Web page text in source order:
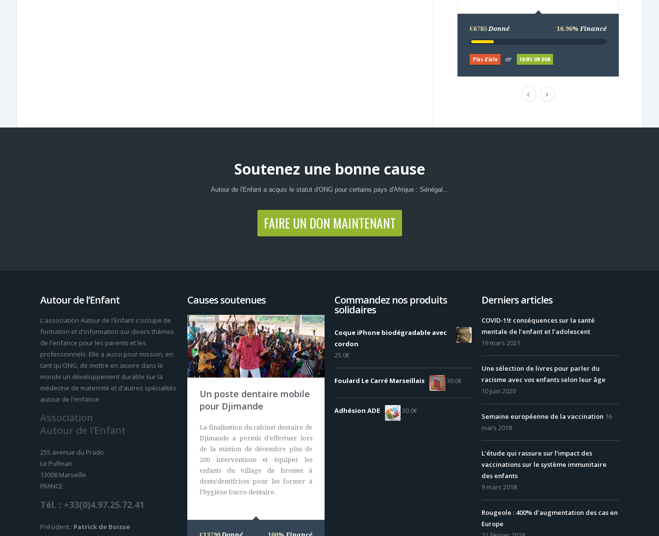
€6785Donné 16.96% Financé
Plus d'info or FAIRE UN DON
Soutenez une bonne cause
Autour de l'Enfant a acquis le statut d'ONG pour certains pays d'Afrique : Sénégal...
FAIRE UN DON MAINTENANT
Autour de l’Enfant
L'association Autour de l'Enfant s'occupe de
formation et d'information sur divers thèmes
de l'enfance pour les parents et les
professionnels. Elle a aussi pour mission, en
tant qu'ONG, de mettre en œuvre dans le
monde un développement durable sur la
médecine de maternité et d'autres spécialités
autour de l'enfance.
Association
Autour de l'Enfant
255 avenue du Prado
Le Pullman
13008 Marseille
FRANCE
Tél. : +33(0)4.97.25.72.41
Président : Patrick de Boisse
Causes soutenues
Un poste dentaire mobile
pour Djimande
La finalisation du cabinet dentaire de
Djimande a permis d’effectuer lors
de la mission de décembre plus de
200 interventions et équiper les
enfants du village de brosses à
dents/dentifrices pour les former à
l’hygiène bucco-dentaire.
Commandez nos produits
solidaires
Coque iPhone biodégradable avec
cordon
25.0€
Foulard Le Carré Marseillais 30.0€
Adhésion ADE 30.0€
Derniers articles
COVID-19: conséquences sur la santé
mentale de l’enfant et l’adolescent
19 mars 2021
Une sélection de livres pour parler du
racisme avec vos enfants selon leur âge
10 juin 2020
Semaine européenne de la vaccination 16
mars 2018
L’étude qui rassure sur l’impact des
vaccinations sur le système immunitaire
des enfants
9 mars 2018
Rougeole : 400% d’augmentation des cas en
Europe